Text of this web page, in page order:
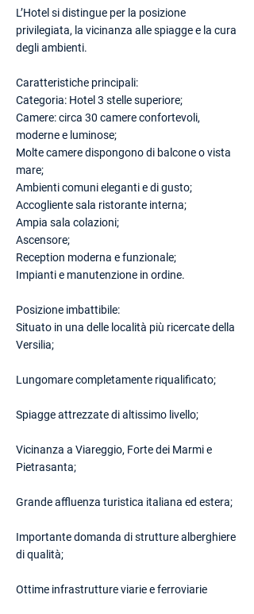
L’Hotel si distingue per la posizione
privilegiata, la vicinanza alle spiagge e la cura
degli ambienti.
Caratteristiche principali:
Categoria: Hotel 3 stelle superiore;
Camere: circa 30 camere confortevoli,
moderne e luminose;
Molte camere dispongono di balcone o vista
mare;
Ambienti comuni eleganti e di gusto;
Accogliente sala ristorante interna;
Ampia sala colazioni;
Ascensore;
Reception moderna e funzionale;
Impianti e manutenzione in ordine.
Posizione imbattibile:
Situato in una delle località più ricercate della
Versilia;
Lungomare completamente riqualificato;
Spiagge attrezzate di altissimo livello;
Vicinanza a Viareggio, Forte dei Marmi e
Pietrasanta;
Grande affluenza turistica italiana ed estera;
Importante domanda di strutture alberghiere
di qualità;
Ottime infrastrutture viarie e ferroviarie